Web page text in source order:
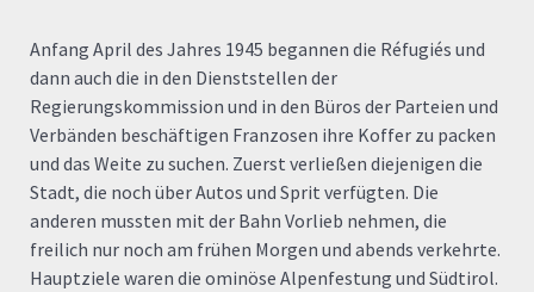
Anfang April des Jahres 1945 begannen die Réfugiés und
dann auch die in den Dienststellen der
Regierungskommission und in den Büros der Parteien und
Verbänden beschäftigen Franzosen ihre Koffer zu packen
und das Weite zu suchen. Zuerst verließen diejenigen die
Stadt, die noch über Autos und Sprit verfügten. Die
anderen mussten mit der Bahn Vorlieb nehmen, die
freilich nur noch am frühen Morgen und abends verkehrte.
Hauptziele waren die ominöse Alpenfestung und Südtirol.